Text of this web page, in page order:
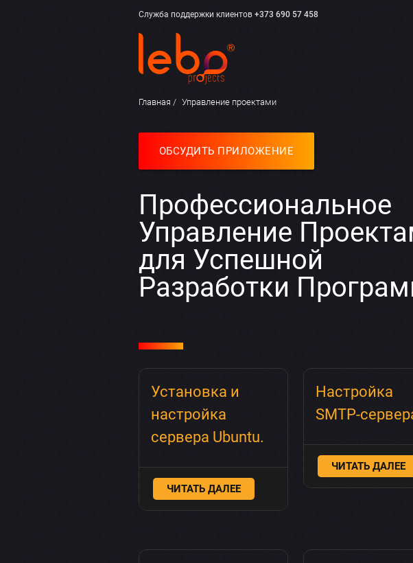
Служба поддержки клиентов +373 690 57 458
Главная Управление проектами
ОБСУДИТЬ ПРИЛОЖЕНИЕ
Профессиональное
Управление
для Успешной
Разработки
Установка и
настройка
сервера Ubuntu.
ЧИТАТЬ ДАЛЕЕ
Настройка
SMTP-
ЧИТАТЬ ДАЛЕЕ